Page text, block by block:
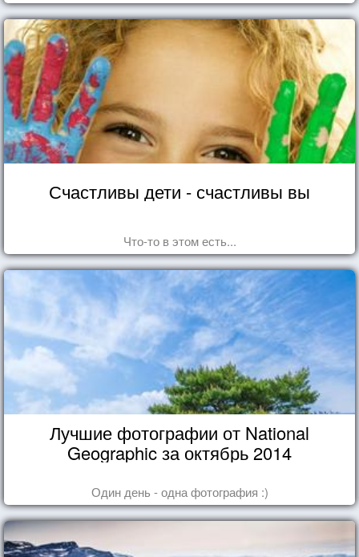
Счастливы дети - счастливы вы
Что-то в этом есть...
Лучшие фотографии от National
Geographic за октябрь 2014
Один день - одна фотография :)